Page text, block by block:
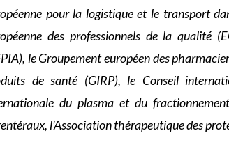
pour la logistique et le transport
des professionnels de la qualité
le Groupement européen des
de santé (GIRP), le Conseil
du plasma et du
l’Association thérapeutique des